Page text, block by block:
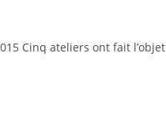
Cinq ateliers ont fait l’objet